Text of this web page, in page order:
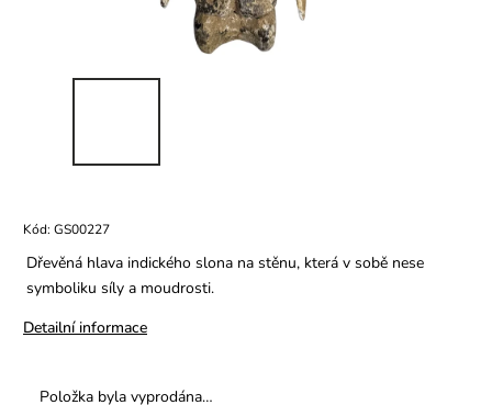
Kód: GS00227
Dřevěná hlava indického slona na stěnu, která v sobě nese
symboliku síly a moudrosti.
Detailní informace
Položka byla vyprodána…